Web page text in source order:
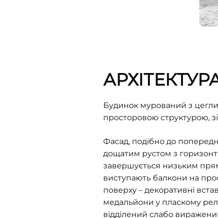
Будинок мурований з
просторовою структурою,
Фасад, подібно до
дощатим рустом з
завершується низьким
виступають балкони на
поверху – декоративні
медальйони у пласкому
відділений слабо